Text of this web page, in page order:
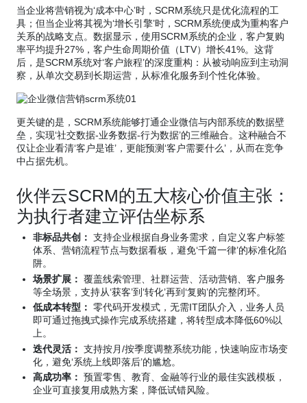
当企业将营销视为‘成本中心’时，SCRM系统只是优化流程的工
具；但当企业将其视为‘增长引擎’时，SCRM系统便成为重构客户
关系的战略支点。数据显示，使用SCRM系统的企业，客户复购
率平均提升27%，客户生命周期价值（LTV）增长41%。这背
后，是SCRM系统对‘客户旅程’的深度重构：从被动响应到主动洞
察，从单次交易到长期运营，从标准化服务到个性化体验。
更关键的是，SCRM系统能够打通企业微信与内部系统的数据壁
垒，实现‘社交数据-业务数据-行为数据’的三维融合。这种融合不
仅让企业看清‘客户是谁’，更能预测‘客户需要什么’，从而在竞争
中占据先机。
伙伴云SCRM的五大核心价值主张：
为执行者建立评估坐标系
非标品共创： 支持企业根据自身业务需求，自定义客户标签
体系、营销流程节点与数据看板，避免‘千篇一律’的标准化陷
阱。
场景扩展： 覆盖线索管理、社群运营、活动营销、客户服务
等全场景，支持从‘获客’到‘转化’再到‘复购’的完整闭环。
低成本转型： 零代码开发模式，无需IT团队介入，业务人员
即可通过拖拽式操作完成系统搭建，将转型成本降低60%以
上。
迭代灵活： 支持按月/按季度调整系统功能，快速响应市场变
化，避免‘系统上线即落后’的尴尬。
高成功率： 预置零售、教育、金融等行业的最佳实践模板，
企业可直接复用成熟方案，降低试错风险。